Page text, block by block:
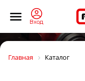
Вход
Главная Каталог